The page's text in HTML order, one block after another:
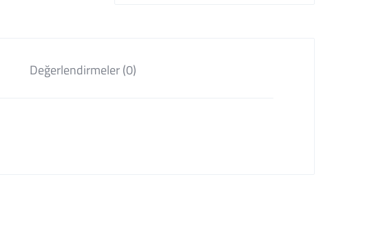
Değerlendirmeler (0)